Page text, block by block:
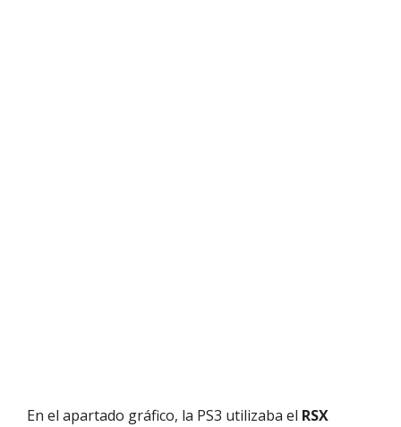
En el apartado gráfico, la PS3 utilizaba el RSX